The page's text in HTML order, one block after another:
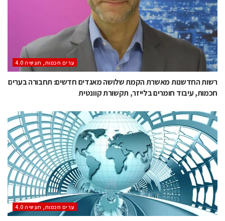
ערים חכמות, תעשיה 4.0
רשות החדשנות מאשרת הקמת שלושה מאגדים חדשים: תחבורה בערים
חכמות, עיבוד חומרים בלייזר, תקשורת קוונטית
ערים חכמות, תעשיה 4.0